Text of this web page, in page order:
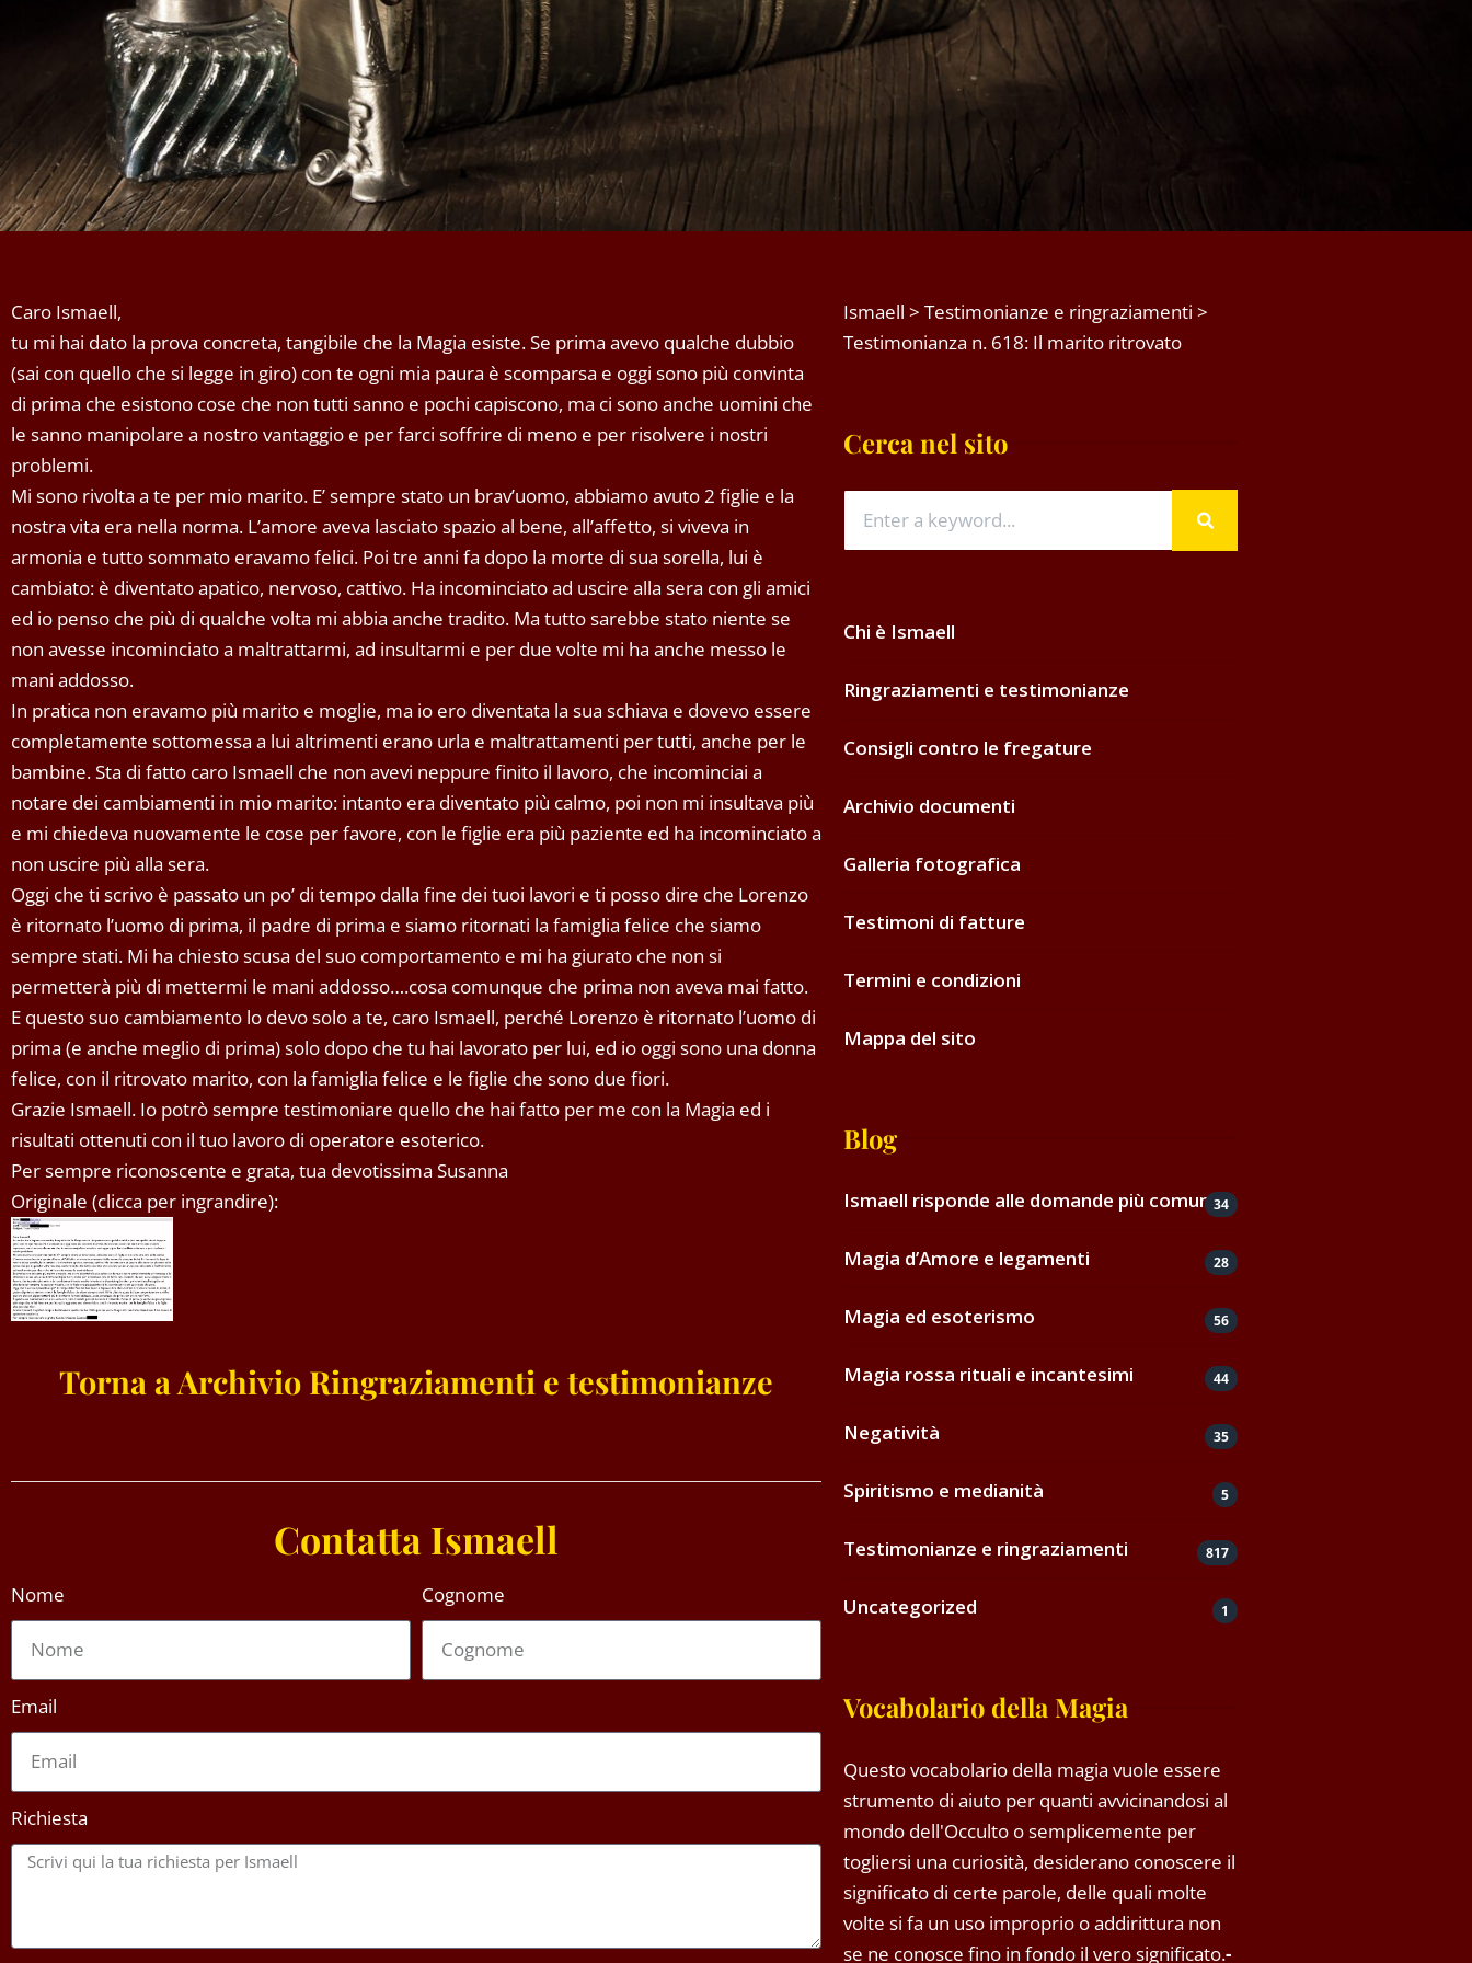
Caro Ismaell,
tu mi hai dato la prova concreta, tangibile che la Magia esiste. Se prima avevo qualche dubbio
(sai con quello che si legge in giro) con te ogni mia paura è scomparsa e oggi sono più convinta
di prima che esistono cose che non tutti sanno e pochi capiscono, ma ci sono anche uomini che
le sanno manipolare a nostro vantaggio e per farci soffrire di meno e per risolvere i nostri
problemi.
Mi sono rivolta a te per mio marito. E’ sempre stato un brav’uomo, abbiamo avuto 2 figlie e la
nostra vita era nella norma. L’amore aveva lasciato spazio al bene, all’affetto, si viveva in
armonia e tutto sommato eravamo felici. Poi tre anni fa dopo la morte di sua sorella, lui è
cambiato: è diventato apatico, nervoso, cattivo. Ha incominciato ad uscire alla sera con gli amici
ed io penso che più di qualche volta mi abbia anche tradito. Ma tutto sarebbe stato niente se
non avesse incominciato a maltrattarmi, ad insultarmi e per due volte mi ha anche messo le
mani addosso.
In pratica non eravamo più marito e moglie, ma io ero diventata la sua schiava e dovevo essere
completamente sottomessa a lui altrimenti erano urla e maltrattamenti per tutti, anche per le
bambine. Sta di fatto caro Ismaell che non avevi neppure finito il lavoro, che incominciai a
notare dei cambiamenti in mio marito: intanto era diventato più calmo, poi non mi insultava più
e mi chiedeva nuovamente le cose per favore, con le figlie era più paziente ed ha incominciato a
non uscire più alla sera.
Oggi che ti scrivo è passato un po’ di tempo dalla fine dei tuoi lavori e ti posso dire che Lorenzo
è ritornato l’uomo di prima, il padre di prima e siamo ritornati la famiglia felice che siamo
sempre stati. Mi ha chiesto scusa del suo comportamento e mi ha giurato che non si
permetterà più di mettermi le mani addosso….cosa comunque che prima non aveva mai fatto.
E questo suo cambiamento lo devo solo a te, caro Ismaell, perché Lorenzo è ritornato l’uomo di
prima (e anche meglio di prima) solo dopo che tu hai lavorato per lui, ed io oggi sono una donna
felice, con il ritrovato marito, con la famiglia felice e le figlie che sono due fiori.
Grazie Ismaell. Io potrò sempre testimoniare quello che hai fatto per me con la Magia ed i
risultati ottenuti con il tuo lavoro di operatore esoterico.
Per sempre riconoscente e grata, tua devotissima Susanna
Originale (clicca per ingrandire):
Torna a Archivio Ringraziamenti e testimonianze
Contatta Ismaell
Nome Cognome
Email
Richiesta
Ismaell > Testimonianze e ringraziamenti >
Testimonianza n. 618: Il marito ritrovato
Cerca nel sito
Chi è Ismaell
Ringraziamenti e testimonianze
Consigli contro le fregature
Archivio documenti
Galleria fotografica
Testimoni di fatture
Termini e condizioni
Mappa del sito
Blog
Ismaell risponde alle domande più comuni34
Magia d’Amore e legamenti 28
Magia ed esoterismo 56
Magia rossa rituali e incantesimi 44
Negatività 35
Spiritismo e medianità 5
Testimonianze e ringraziamenti 817
Uncategorized 1
Vocabolario della Magia
Questo vocabolario della magia vuole essere
strumento di aiuto per quanti avvicinandosi al
mondo dell'Occulto o semplicemente per
togliersi una curiosità, desiderano conoscere il
significato di certe parole, delle quali molte
volte si fa un uso improprio o addirittura non
se ne conosce fino in fondo il vero significato.-